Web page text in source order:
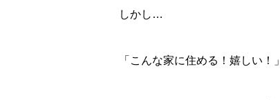
しかし…
「こんな家に住める！嬉しい！」